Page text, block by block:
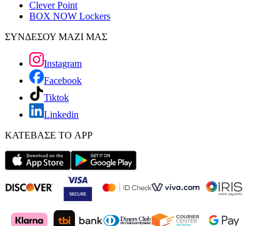
Clever Point
BOX NOW Lockers
ΣΥΝΔΕΣΟΥ ΜΑΖΙ ΜΑΣ
Instagram
Facebook
Tiktok
Linkedin
ΚΑΤΕΒΑΣΕ ΤΟ APP